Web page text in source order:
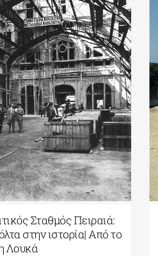
Σταθμός Πειραιά:
στην ιστορία| Από το
Λουκά